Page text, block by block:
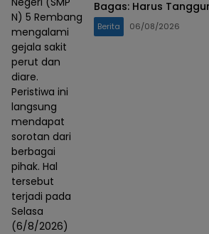
N) 5 Rembang
mengalami
gejala sakit
perut dan
diare.
Peristiwa ini
langsung
mendapat
sorotan dari
berbagai
pihak. Hal
tersebut
terjadi pada
Selasa
(6/8/2026)
Bagas: Harus
Berita 06/08/2026